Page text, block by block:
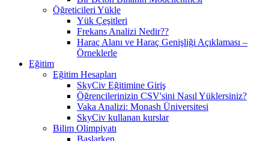
Öğreticileri Yükle
Yük Çeşitleri
Frekans Analizi Nedir??
Haraç Alanı ve Haraç Genişliği Açıklaması –
Örneklerle
Eğitim
Eğitim Hesapları
SkyCiv Eğitimine Giriş
Öğrencilerinizin CSV'sini Nasıl Yüklersiniz?
Vaka Analizi: Monash Üniversitesi
SkyCiv kullanan kurslar
Bilim Olimpiyatı